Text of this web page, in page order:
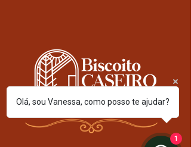
Olá, sou Vanessa, como posso te ajudar?
1